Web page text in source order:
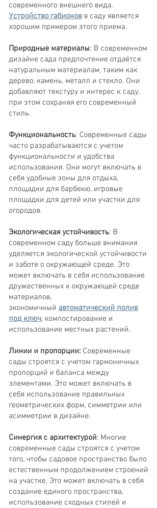
современного внешнего вида.
Устройство габионов в саду является
хорошим примером этого приема.
Природные материалы: В современном
дизайне сада предпочтение отдаётся
натуральным материалам, таким как
дерево, камень, металл и стекло. Они
добавляют текстуру и интерес к саду,
при этом сохраняя его современный
стиль.
Функциональность: Современные сады
часто разрабатываются с учетом
функциональности и удобства
использования. Они могут включать в
себя удобные зоны для отдыха,
площадки для барбекю, игровые
площадки для детей или участки для
огородов.
Экологическая устойчивость: В
современном саду больше внимания
уделяется экологической устойчивости
и заботе о окружающей среде. Это
может включать в себя использование
дружественных к окружающей среде
материалов,
экономичный автоматический полив
под ключ, компостирование и
использование местных растений.
Линии и пропорции: Современные
сады строятся с учетом гармоничных
пропорций и баланса между
элементами. Это может включать в
себя использование правильных
геометрических форм, симметрии или
асимметрии в дизайне.
Синергия с архитектурой: Многие
современные сады строятся с учетом
того, чтобы садовое пространство было
естественным продолжением строений
на участке. Это может включать в себя
создание единого пространства,
использование сходных стилей и